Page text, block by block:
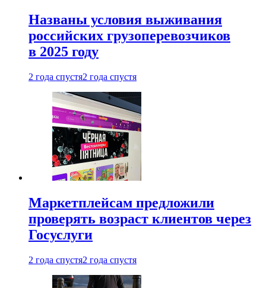
Названы условия выживания
российских грузоперевозчиков
в 2025 году
2 года спустя2 года спустя
Маркетплейсам предложили
проверять возраст клиентов через
Госуслуги
2 года спустя2 года спустя